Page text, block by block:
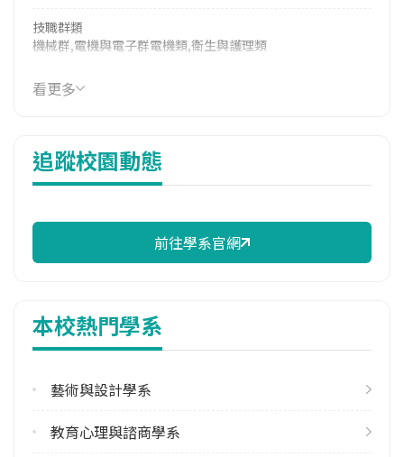
技職群類
機械群,電機與電子群電機類,衛生與護理類
114年學費
17,500 元/學期
11,130 元/學期
114年註冊率
113學年度下學期
修輔系人數
113學年度上學期
5
看更多
追蹤校園動態
前往學系官網
本校熱門學系
藝術與設計學系
教育心理與諮商學系